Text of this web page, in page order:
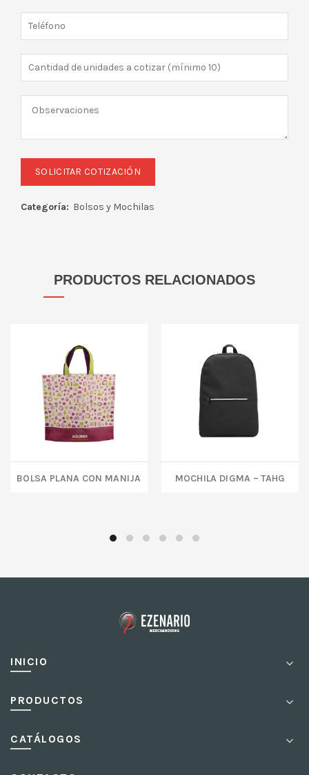
Categoría: Bolsos y Mochilas
PRODUCTOS RELACIONADOS
BOLSA PLANA CON MANIJA MOCHILA DIGMA – TAHG
INICIO
PRODUCTOS
CATÁLOGOS